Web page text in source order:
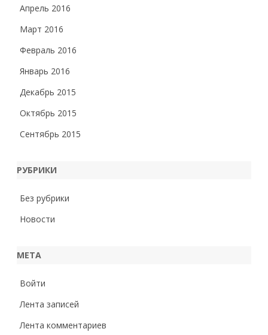
Апрель 2016
Март 2016
Февраль 2016
Январь 2016
Декабрь 2015
Октябрь 2015
Сентябрь 2015
РУБРИКИ
Без рубрики
Новости
МЕТА
Войти
Лента записей
Лента комментариев